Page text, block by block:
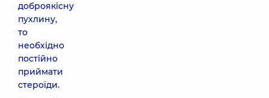
доброякісну
пухлину,
то
необхідно
постійно
приймати
стероїди.